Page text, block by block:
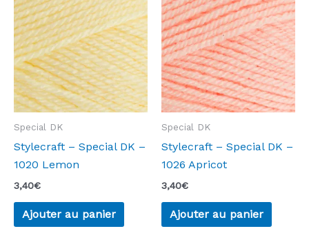
Special DK
Stylecraft – Special DK –
1020 Lemon
3,40€
Ajouter au panier
Special DK
Stylecraft – Special DK –
1026 Apricot
3,40€
Ajouter au panier